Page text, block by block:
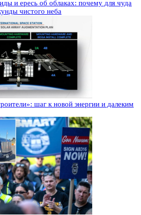
и ересь об облаках: почему для чуда
чистого неба
шаг к новой энергии и далеким